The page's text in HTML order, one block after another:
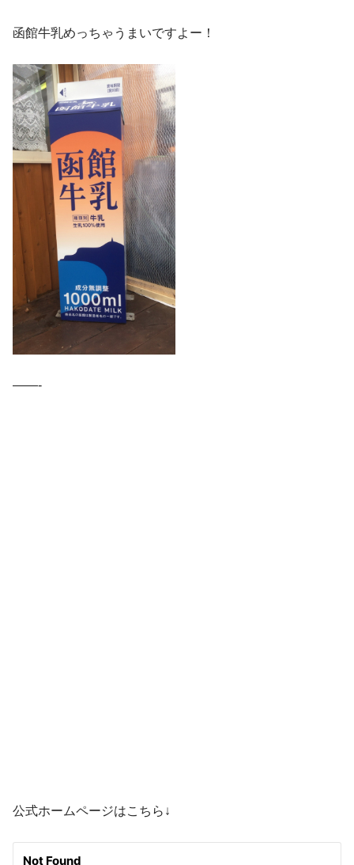
函館牛乳めっちゃうまいですよー！
——-
公式ホームページはこちら↓